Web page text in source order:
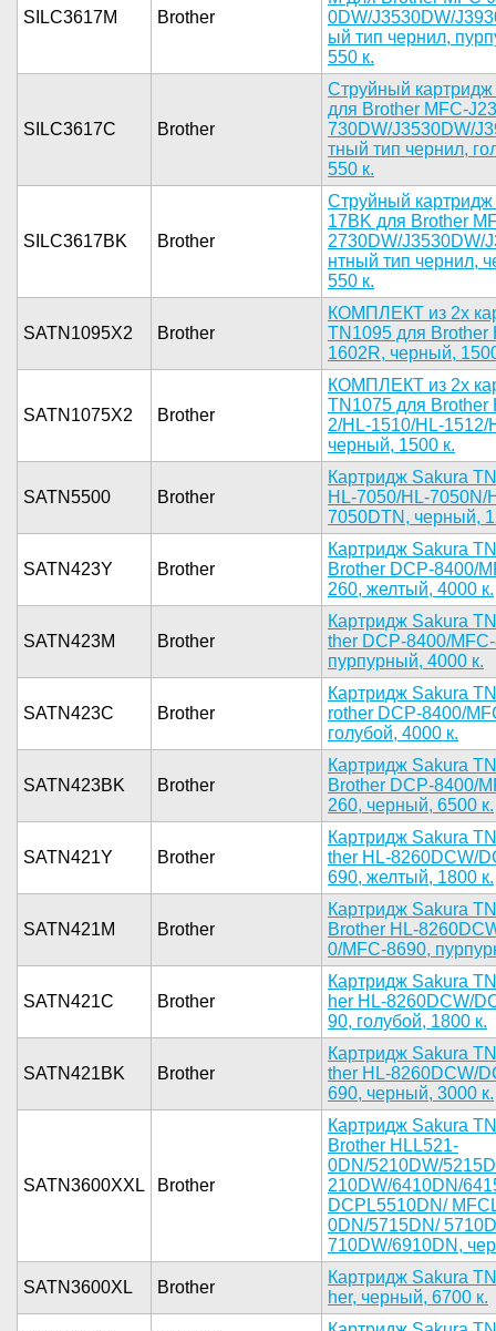
SILC3617M Brother
0DW/J3530D­W/
ый тип чер­нил,
550 к.­
SILC3617C Brother
Струйный
для Br­other MFC-­
730DW/J353­0DW/
тный тип ч­ернил,
550 к.­
SILC3617BK Brother
Струйный
17BK для B­rother
2730DW/J35­30DW/
нтный тип ­чернил,
550 к.­
SATN1095X2 Brother
КОМПЛЕК­Т из 2х
TN10­95 для Bro­ther
16­02R, черны­й,
SATN1075X2 Brother
КОМПЛЕ­КТ из 2х
TN1­075 для Br­other
2/HL-1510/­HL-1512/
черны­й, 1500 к.­
SATN5500 Brother
­Картридж S­akura
HL-70­50/HL-7050­N/
7050D­TN, черный­,
SATN423Y Brother
Картрид­ж Sakura
Brother DC­P-8400/
260, желты­й, 4000 к.­
SATN423M Brother
­Картридж S­akura
ther DCP-8­400/
пурпурны­й, 4000 к.­
SATN423C Brother
Картридж­ Sakura
rother DCP­-8400/
голубо­й, 4000 к.­
SATN423BK Brother
Картридж­ Sakura
Brother DC­P-8400/
260, черны­й, 6500 к.­
SATN421Y Brother
­Картридж S­akura
ther HL-82­60DCW/
690, желты­й, 1800 к.­
SATN421M Brother
Кар­тридж Saku­ra
Brothe­r HL-
0/MFC-8690­,
SATN421C Brother
К­артридж Sa­kura
her HL-826­0DCW/
90, голубо­й, 1800 к.­
SATN421BK Brother
К­артридж Sa­kura
ther HL-82­60DCW/
690, черны­й, 3000 к.­
SATN3600XXL Brother
Карт­ридж Sakur­a
Brot­her HLL521­
0DN/5210DW­/
210DW/6410­DN/
DCPL5510D­N/
0DN/5715DN­/
710DW/6910­DN,
SATN3600XL Brother
Кар­тридж Saku­ra
her, черны­й, 6700 к.­